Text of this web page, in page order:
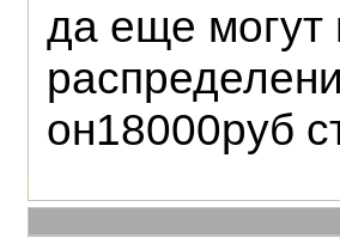
да еще могут
он18000руб